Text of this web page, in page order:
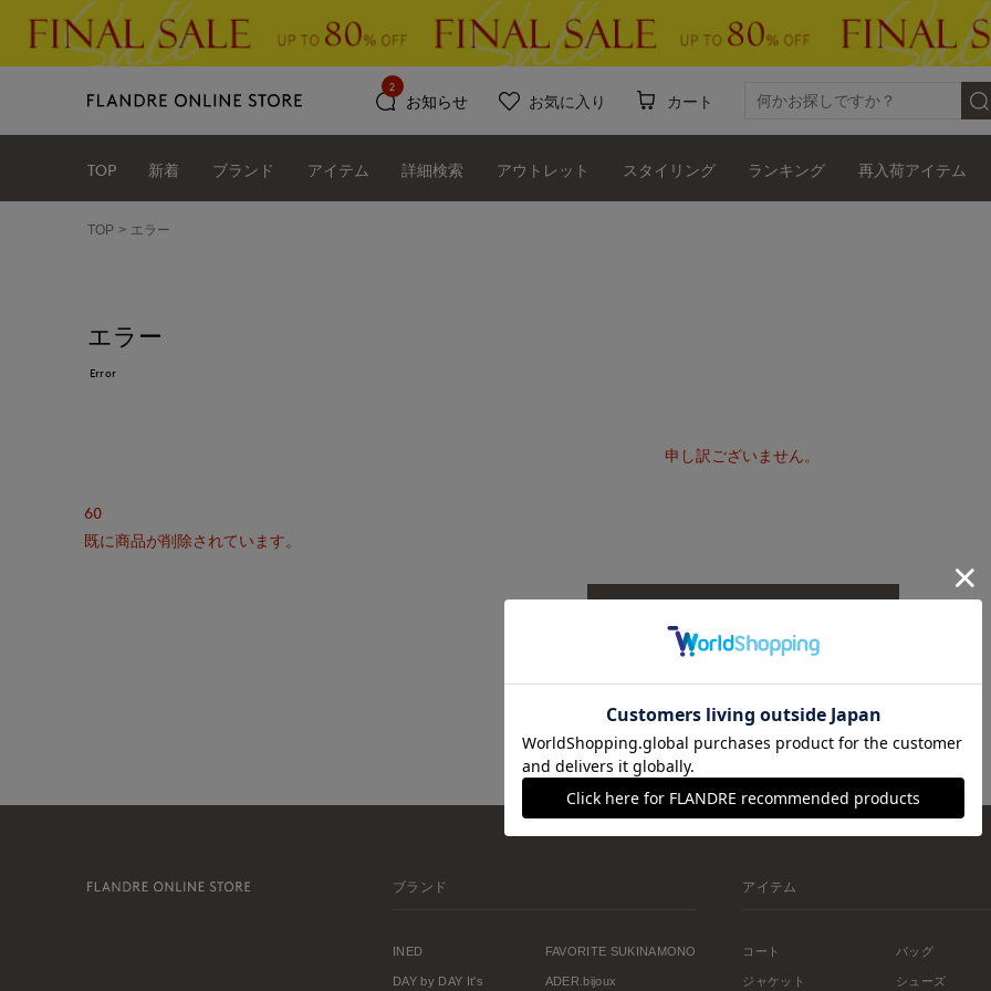
お知らせ
2
お気に入り カート
TOP 新着 ブランド アイテム 詳細検索 アウトレット スタイリング ランキング 再入荷アイテム
TOP エラー
エラー
Error
申し訳ございません。
60
既に商品が削除されています。
ブランド
INED
DAY by DAY It's
FAVORITE SUKINAMONO
ADER.bijoux
アイテム
コート
ジャケット
バッグ
シューズ